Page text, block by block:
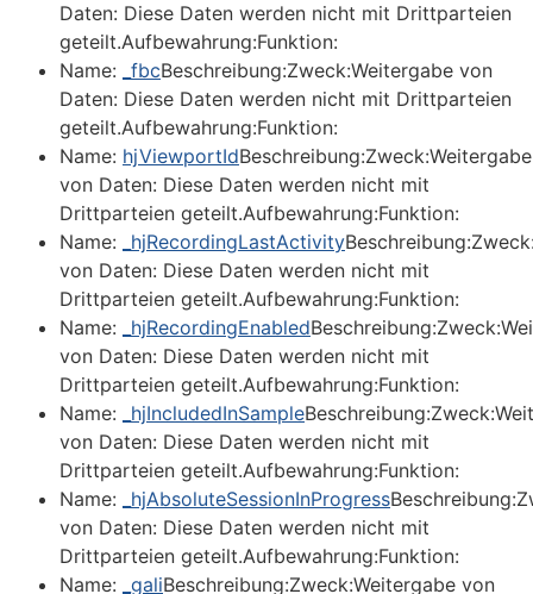
Daten: Diese Daten werden nicht mit Drittparteien
geteilt.Aufbewahrung:Funktion:
Name:
_fbcBeschreibung:Zweck:Weitergabe von
Daten: Diese Daten werden nicht mit Drittparteien
geteilt.Aufbewahrung:Funktion:
Name: hjViewportIdBeschreibung:Zweck:Weitergabe
von Daten: Diese Daten werden nicht mit
Drittparteien geteilt.Aufbewahrung:Funktion:
Name:
_hjRecordingLastActivity
von Daten: Diese Daten werden nicht mit
Drittparteien geteilt.Aufbewahrung:Funktion:
Name:
_hjRecordingEnabled
von Daten: Diese Daten werden nicht mit
Drittparteien geteilt.Aufbewahrung:Funktion:
Name:
_hjIncludedInSample
von Daten: Diese Daten werden nicht mit
Drittparteien geteilt.Aufbewahrung:Funktion:
Name:
_hjAbsoluteSessionInProgress
von Daten: Diese Daten werden nicht mit
Drittparteien geteilt.Aufbewahrung:Funktion:
Name:
_galiBeschreibung:Zweck:Weitergabe von